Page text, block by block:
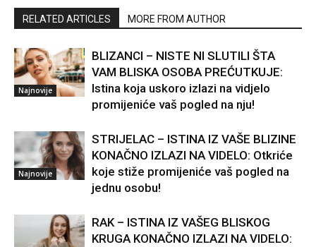
RELATED ARTICLES MORE FROM AUTHOR
Najnovije
BLIZANCI – NISTE NI SLUTILI ŠTA
VAM BLISKA OSOBA PREĆUTKUJE:
Istina koja uskoro izlazi na vidjelo
promijeniće vaš pogled na nju!
Najnovije
STRIJELAC – ISTINA IZ VAŠE BLIZINE
KONAČNO IZLAZI NA VIDELO: Otkriće
koje stiže promijeniće vaš pogled na
jednu osobu!
RAK – ISTINA IZ VAŠEG BLISKOG
KRUGA KONAČNO IZLAZI NA VIDELO: